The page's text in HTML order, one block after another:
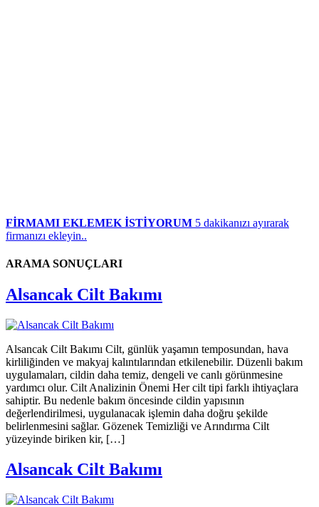
FİRMAMI EKLEMEK İSTİYORUM 5 dakikanızı ayırarak
firmanızı ekleyin..
ARAMA SONUÇLARI
Alsancak Cilt Bakımı
Alsancak Cilt Bakımı Cilt, günlük yaşamın temposundan, hava
kirliliğinden ve makyaj kalıntılarından etkilenebilir. Düzenli bakım
uygulamaları, cildin daha temiz, dengeli ve canlı görünmesine
yardımcı olur. Cilt Analizinin Önemi Her cilt tipi farklı ihtiyaçlara
sahiptir. Bu nedenle bakım öncesinde cildin yapısının
değerlendirilmesi, uygulanacak işlemin daha doğru şekilde
belirlenmesini sağlar. Gözenek Temizliği ve Arındırma Cilt
yüzeyinde biriken kir, […]
Alsancak Cilt Bakımı